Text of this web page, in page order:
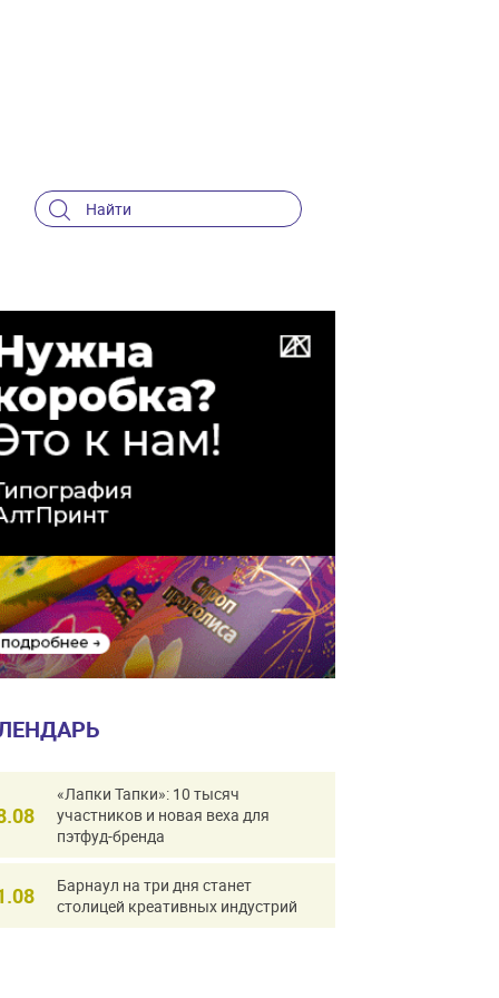
«Лапки Тапки»: 10 тысяч
участников и новая веха для
пэтфуд-бренда
Барнаул на три дня станет
столицей креативных индустрий